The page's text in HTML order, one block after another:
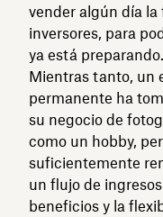
vender algún día
inversores, para
ya está preparando.
Mientras tanto, un
permanente ha
su negocio de
como un hobby,
suficientemente
un flujo de
beneficios y la